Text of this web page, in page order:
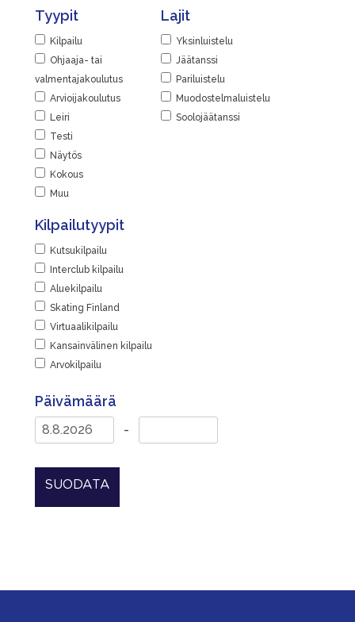
Tyypit
Kilpailu
Ohjaaja- tai
valmentajakoulutus
Arvioijakoulutus
Leiri
Testi
Näytös
Kokous
Muu
Lajit
Yksinluistelu
Jäätanssi
Pariluistelu
Muodostelmaluistelu
Soolojäätanssi
Kilpailutyypit
Kutsukilpailu
Interclub kilpailu
Aluekilpailu
Skating Finland
Virtuaalikilpailu
Kansainvälinen kilpailu
Arvokilpailu
Päivämäärä
-
SUODATA